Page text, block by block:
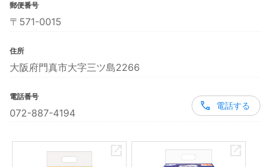
郵便番号
〒571-0015
住所
大阪府門真市大字三ツ島2266
電話番号
072-887-4194
電話する